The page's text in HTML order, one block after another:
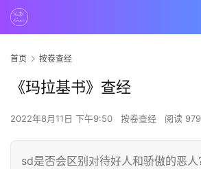
首页 按卷查经
《玛拉基书》查经
2022年8月11日 下午9:50 按卷查经 阅读 979
sd是否会区别对待好人和骄傲的恶人